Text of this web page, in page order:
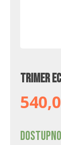
Trimer